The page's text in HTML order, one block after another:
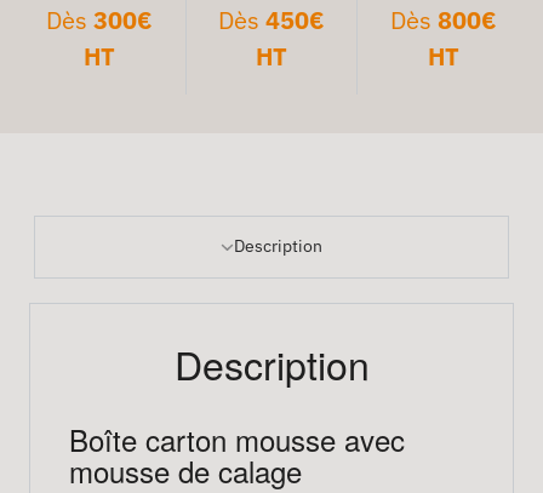
Dès300€
HT
Dès 450€
HT
Dès 800€
HT
Description
Description
Boîte carton mousse avec
mousse de calage